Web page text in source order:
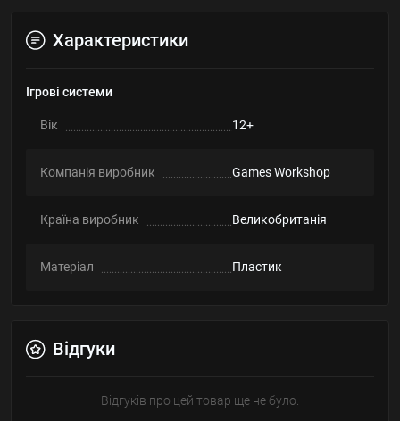
Характеристики
Ігрові системи
Вік 12+
Компанія виробник Games Workshop
Країна виробник Великобританія
Матеріал Пластик
Відгуки
Відгуків про цей товар ще не було.